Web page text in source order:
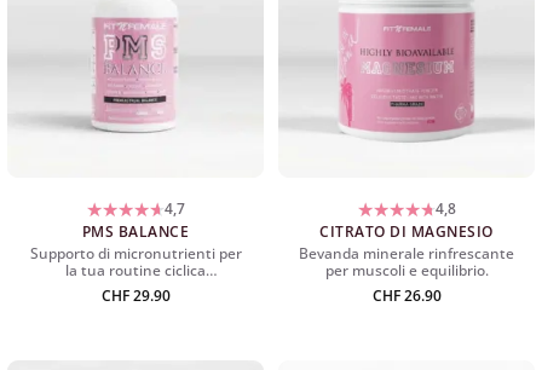
4,7
PMS BALANCE
Supporto di micronutrienti per
la tua routine ciclica
consapevole.
CHF29.90
4,8
CITRATO DI MAGNESIO
Bevanda minerale rinfrescante
per muscoli e equilibrio.
CHF26.90